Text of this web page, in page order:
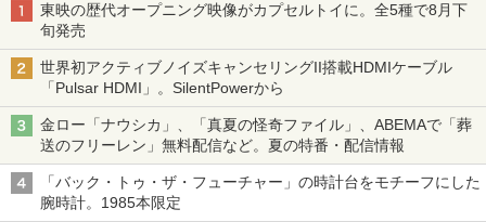
東映の歴代オープニング映像がカプセルトイに。全5種で8月下
旬発売
世界初アクティブノイズキャンセリングII搭載HDMIケーブル
「Pulsar HDMI」。SilentPowerから
金ロー「ナウシカ」、「真夏の怪奇ファイル」、ABEMAで「葬
送のフリーレン」無料配信など。夏の特番・配信情報
「バック・トゥ・ザ・フューチャー」の時計台をモチーフにした
腕時計。1985本限定